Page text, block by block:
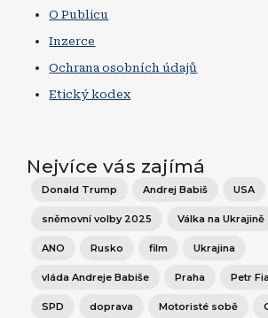
O Publicu
Inzerce
Ochrana osobních údajů
Etický kodex
Nejvíce vás zajímá
Donald Trump Andrej Babiš USA
sněmovní volby 2025 Válka na Ukrajině
ANO Rusko film Ukrajina
vláda Andreje Babiše Praha Petr
SPD doprava Motoristé sobě